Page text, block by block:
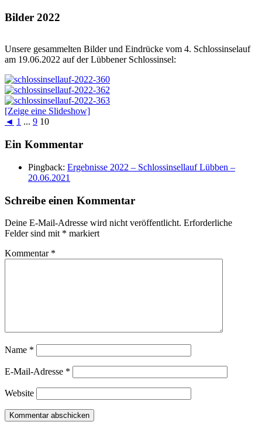
Bilder 2022
Unsere gesammelten Bilder und Eindrücke vom 4. Schlossinselauf
am 19.06.2022 auf der Lübbener Schlossinsel:
[Zeige eine Slideshow]
◄ 1 ... 9 10
Ein Kommentar
Pingback: Ergebnisse 2022 – Schlossinsellauf Lübben –
20.06.2021
Schreibe einen Kommentar
Deine E-Mail-Adresse wird nicht veröffentlicht. Erforderliche
Felder sind mit * markiert
Kommentar *
Name *
E-Mail-Adresse *
Website